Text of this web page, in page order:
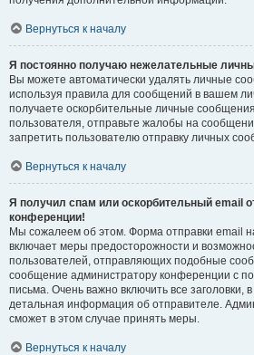
Вернуться к началу
Я постоянно получаю нежелательные
Вы можете автоматически удалять личные
используя правила для сообщений в вашем
получаете оскорбительные личные сообщения
пользователя, отправьте жалобы на
запретить пользователю отправку личных
Вернуться к началу
Я получил спам или оскорбительный email
конференции!
Мы сожалеем об этом. Форма отправки email
включает меры предосторожности и
пользователей, отправляющих подобные
сообщение администратору конференции с
письма. Очень важно включить все заголовки,
детальная информация об отправителе.
сможет в этом случае принять меры.
Вернуться к началу